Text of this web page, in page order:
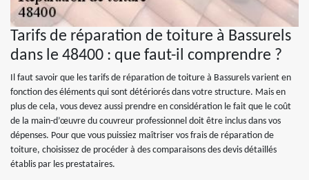
Tarifs de réparation de toiture à Bassurels
dans le 48400 : que faut-il comprendre ?
Il faut savoir que les tarifs de réparation de toiture à Bassurels varient en
fonction des éléments qui sont détériorés dans votre structure. Mais en
plus de cela, vous devez aussi prendre en considération le fait que le coût
de la main-d’œuvre du couvreur professionnel doit être inclus dans vos
dépenses. Pour que vous puissiez maîtriser vos frais de réparation de
toiture, choisissez de procéder à des comparaisons des devis détaillés
établis par les prestataires.